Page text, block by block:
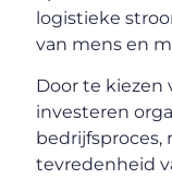
logistieke
van mens en
Door te kiezen
investeren
bedrijfsproces,
tevredenheid